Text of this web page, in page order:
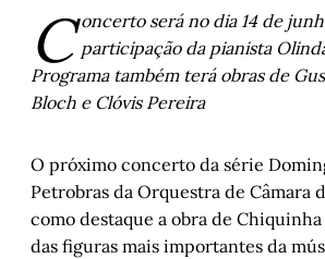
C oncerto será no dia 14 de
participação da pianista
Programa também terá obras de
Bloch e Clóvis Pereira
O próximo concerto da série
Petrobras da Orquestra de Câmara
como destaque a obra de Chiquinha
das figuras mais importantes da